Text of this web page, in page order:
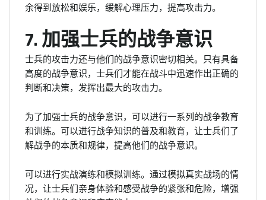
余得到放松和娱乐，缓解心理压力，提高攻击力。
7. 加强士兵的战争意识
士兵的攻击力还与他们的战争意识密切相关。只有具备
高度的战争意识，士兵们才能在战斗中迅速作出正确的
判断和决策，发挥出最大的攻击力。
为了加强士兵的战争意识，可以进行一系列的战争教育
和训练。可以进行战争知识的普及和教育，让士兵们了
解战争的本质和规律，提高他们的战争意识。
可以进行实战演练和模拟训练。通过模拟真实战场的情
况，让士兵们亲身体验和感受战争的紧张和危险，增强